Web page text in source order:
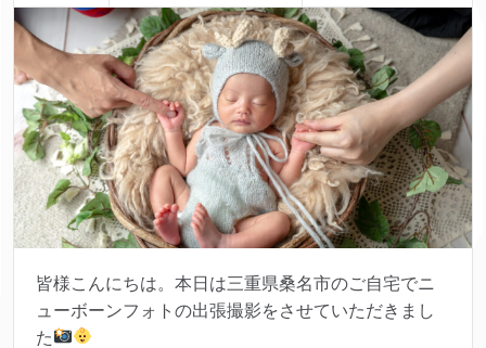
皆様こんにちは。本日は三重県桑名市のご自宅でニ
ューボーンフォトの出張撮影をさせていただきまし
た